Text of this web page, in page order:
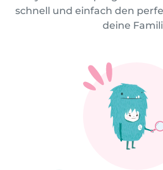
schnell und einfach den
deine